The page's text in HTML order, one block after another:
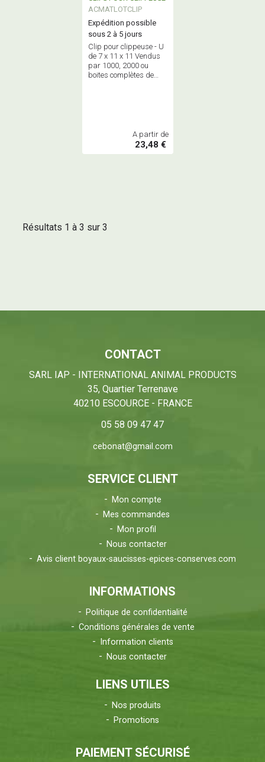
ACMATLOTCLIP
Expédition possible
sous 2 à 5 jours
Clip pour clippeuse - U
de 7 x 11 x 11 Vendus
par 1000, 2000 ou
boites complètes de
A partir de
23,48 €
Résultats 1 à 3 sur 3
CONTACT
SARL IAP - INTERNATIONAL ANIMAL PRODUCTS
35, Quartier Terrenave
40210 ESCOURCE - FRANCE
05 58 09 47 47
cebonat@gmail.com
SERVICE CLIENT
Mon compte
Mes commandes
Mon profil
Nous contacter
Avis client boyaux-saucisses-epices-conserves.com
INFORMATIONS
Politique de confidentialité
Conditions générales de vente
Information clients
Nous contacter
LIENS UTILES
Nos produits
Promotions
PAIEMENT SÉCURISÉ